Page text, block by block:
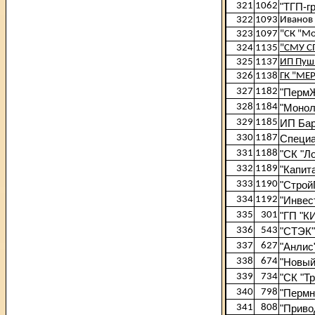
321 1062 "ТГП-
322 1093
323 1097 "СК
324 1135 "СМУ
325 1137 ИП
326 1138 ГК
327 1182
328 1184
329 1185 ИП
330 1187
331 1188 "СК
332 1189
333 1190
334 1192
335 301 "ГП
336 543 "СТЭК"
337 627
338 674
339 734 "СК
340 798
341 808